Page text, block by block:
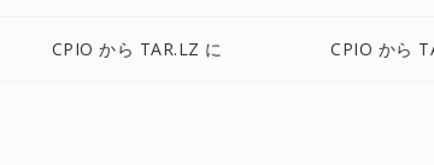
CPIO から TAR.LZ に CPIO から